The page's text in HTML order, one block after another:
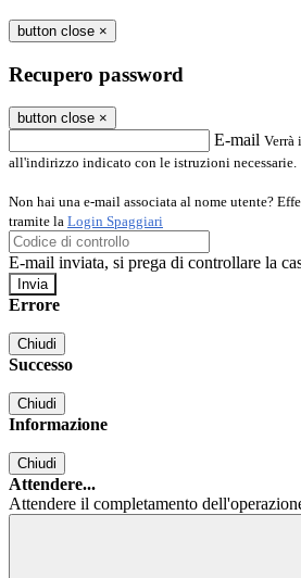
button close ×
Recupero password
button close ×
E-mail Verrà
all'indirizzo indicato con le istruzioni necessarie.
Non hai una e-mail associata al nome utente?
tramite la Login Spaggiari
E-mail inviata, si prega di controllare la
Errore
Chiudi
Successo
Chiudi
Informazione
Chiudi
Attendere...
Attendere il completamento